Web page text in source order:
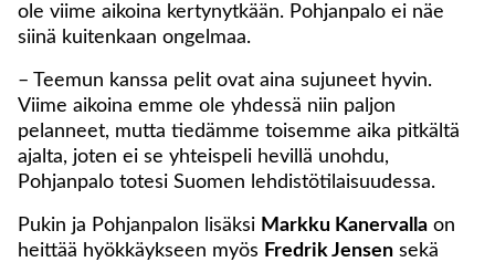
ole viime aikoina kertynytkään. Pohjanpalo ei näe
siinä kuitenkaan ongelmaa.
– Teemun kanssa pelit ovat aina sujuneet hyvin.
Viime aikoina emme ole yhdessä niin paljon
pelanneet, mutta tiedämme toisemme aika pitkältä
ajalta, joten ei se yhteispeli hevillä unohdu,
Pohjanpalo totesi Suomen lehdistötilaisuudessa.
Pukin ja Pohjanpalon lisäksi Markku Kanervalla on
heittää hyökkäykseen myös Fredrik Jensen sekä